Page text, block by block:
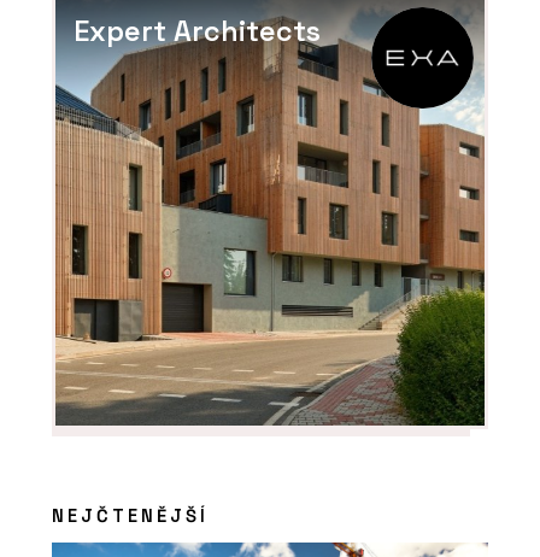
PRODUKTY
Pohovka Budapest Soft od značky
Baxter - KONSEPTI
Expert Architects
NEJČTENĚJŠÍ